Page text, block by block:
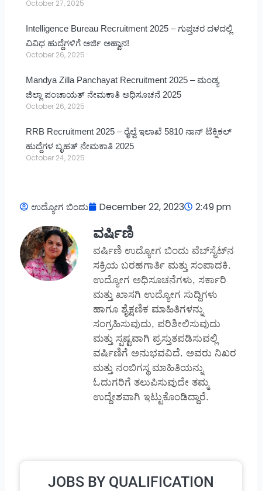
October 27, 2025
Intelligence Bureau Recruitment 2025 – ಗುಪ್ತಚರ ದಳದಲ್ಲಿ
ವಿವಿಧ ಹುದ್ದೆಗಳಿಗೆ ಅರ್ಜಿ ಅಹ್ವಾನ!
October 26, 2025
Mandya Zilla Panchayat Recruitment 2025 – ಮಂಡ್ಯ
ಜಿಲ್ಲಾ ಪಂಚಾಯತ್ ನೇಮಕಾತಿ ಅಧಿಸೂಚನೆ 2025
October 26, 2025
RRB Recruitment 2025 – ರೈಲ್ವೆ ಇಲಾಖೆ 5810 ನಾನ್ ಟೆಕ್ನಿಕಲ್
ಹುದ್ದೆಗಳ ಬೃಹತ್ ನೇಮಕಾತಿ 2025
October 24, 2025
ಉದ್ಯೋಗ ಬಿಂದು December 22, 2023 2:49 pm
ವರ್ಷಿಣಿ
ವರ್ಷಿಣಿ ಉದ್ಯೋಗ ಬಿಂದು ವೆಬ್‌ಸೈಟ್‌ನ
ಸಕ್ರಿಯ ಬರಹಗಾರ್ತಿ ಮತ್ತು ಸಂಪಾದಕಿ.
ಉದ್ಯೋಗ ಅಧಿಸೂಚನೆಗಳು, ಸರ್ಕಾರಿ
ಮತ್ತು ಖಾಸಗಿ ಉದ್ಯೋಗ ಸುದ್ದಿಗಳು
ಹಾಗೂ ಶೈಕ್ಷಣಿಕ ಮಾಹಿತಿಗಳನ್ನು
ಸಂಗ್ರಹಿಸುವುದು, ಪರಿಶೀಲಿಸುವುದು
ಮತ್ತು ಸ್ಪಷ್ಟವಾಗಿ ಪ್ರಸ್ತುತಪಡಿಸುವಲ್ಲಿ
ವರ್ಷಿಣಿಗೆ ಅನುಭವವಿದೆ. ಅವರು ನಿಖರ
ಮತ್ತು ನಂಬಿಗಸ್ಥ ಮಾಹಿತಿಯನ್ನು
ಓದುಗರಿಗೆ ತಲುಪಿಸುವುದೇ ತಮ್ಮ
ಉದ್ದೇಶವಾಗಿ ಇಟ್ಟುಕೊಂಡಿದ್ದಾರೆ.
JOBS BY QUALIFICATION